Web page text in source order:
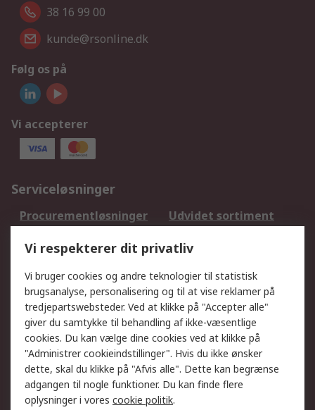
38 16 99 00
kunde@rsonline.dk
Følg os på
Vi accepterer
Serviceløsninger
Procurementløsninger
Udvidet sortiment
DesignSpark
Teknisk Support
Dit lokale salgsteam
Eksportløsninger
Support
Få hjælp
Returnering
Levering
Spor min ordre
Fakturakopi
Betalingsmuligheder
Fordele med Mit RS
Okdo
Vi respekterer dit privatliv
Vi bruger cookies og andre teknologier til statistisk
brugsanalyse, personalisering og til at vise reklamer på
tredjepartswebsteder. Ved at klikke på "Accepter alle"
giver du samtykke til behandling af ikke-væsentlige
cookies. Du kan vælge dine cookies ved at klikke på
"Administrer cookieindstillinger". Hvis du ikke ønsker
dette, skal du klikke på "Afvis alle". Dette kan begrænse
adgangen til nogle funktioner. Du kan finde flere
oplysninger i vores cookie politik.